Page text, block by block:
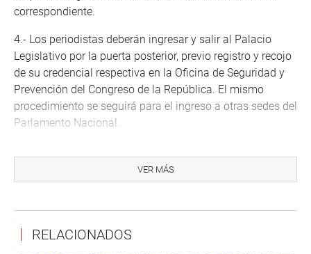
correspondiente.
4.- Los periodistas deberán ingresar y salir al Palacio
Legislativo por la puerta posterior, previo registro y recojo
de su credencial respectiva en la Oficina de Seguridad y
Prevención del Congreso de la República. El mismo
procedimiento se seguirá para el ingreso a otras sedes del
Parlamento Nacional.
acreditados debidamente, que no cuenten con DNI,
fotocheck del medio de comunicación, las tres dosis de
de la pandemia, el ingreso es con vestimenta formal.
VER MÁS
RELACIONADOS